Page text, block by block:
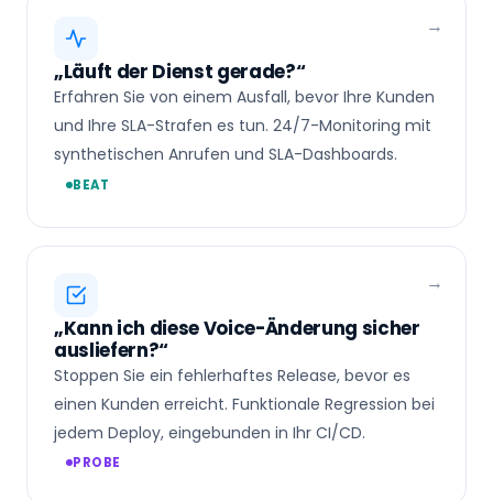
„Läuft der Dienst gerade?“
Erfahren Sie von einem Ausfall, bevor Ihre Kunden
und Ihre SLA-Strafen es tun. 24/7-Monitoring mit
synthetischen Anrufen und SLA-Dashboards.
BEAT
„Kann ich diese Voice-Änderung sicher
ausliefern?“
Stoppen Sie ein fehlerhaftes Release, bevor es
einen Kunden erreicht. Funktionale Regression bei
jedem Deploy, eingebunden in Ihr CI/CD.
PROBE